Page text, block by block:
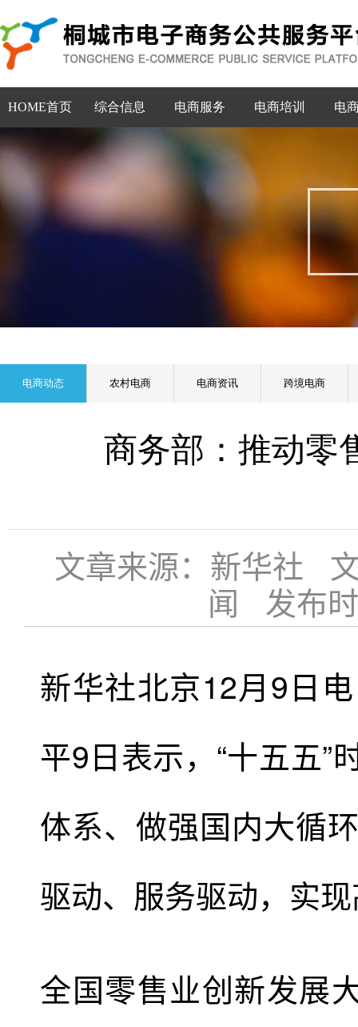
HOME首页 综合信息 电商服务 电商培训 电
电商动态 农村电商 电商资讯 跨境电商
商务部：推动零
文章来源：新华社
闻 发布
新华社北京12月9日
平9日表示，“十五五”
体系、做强国内大循
驱动、服务驱动，实
全国零售业创新发展